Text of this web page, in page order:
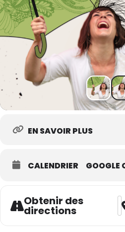
EN SAVOIR PLUS
CALENDRIER GOOGLE
Obtenir des
directions